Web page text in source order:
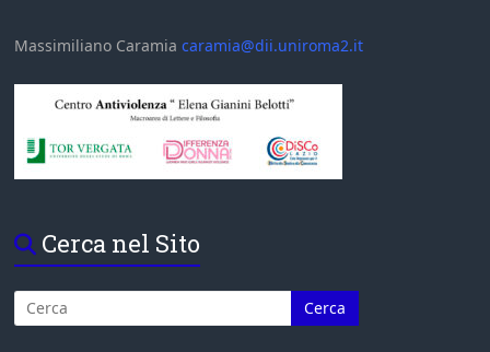
Massimiliano Caramiacaramia@dii.uniroma2.it
Cerca nel Sito